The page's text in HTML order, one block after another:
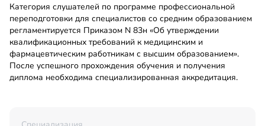
Категория слушателей по программе профессиональной
переподготовки для специалистов со средним образованием
регламентируется Приказом N 83н «Об утверждении
квалификационных требований к медицинским и
фармацевтическим работникам с высшим образованием».
После успешного прохождения обучения и получения
диплома необходима специализированная аккредитация.